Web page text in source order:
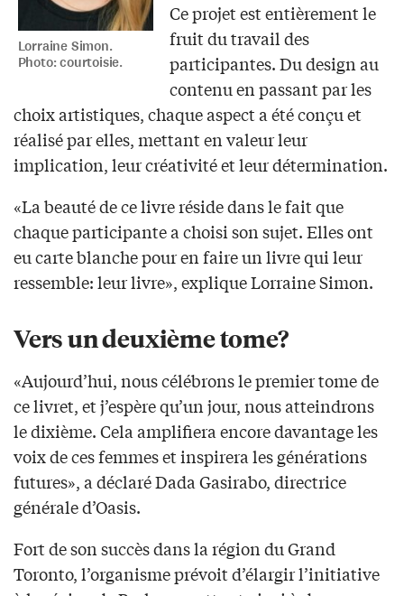
Lorraine Simon.
Photo: courtoisie.
Ce projet est entièrement le
fruit du travail des
participantes. Du design au
contenu en passant par les
choix artistiques, chaque aspect a été conçu et
réalisé par elles, mettant en valeur leur
implication, leur créativité et leur détermination.
«La beauté de ce livre réside dans le fait que
chaque participante a choisi son sujet. Elles ont
eu carte blanche pour en faire un livre qui leur
ressemble: leur livre», explique Lorraine Simon.
Vers un deuxième tome?
«Aujourd’hui, nous célébrons le premier tome de
ce livret, et j’espère qu’un jour, nous atteindrons
le dixième. Cela amplifiera encore davantage les
voix de ces femmes et inspirera les générations
futures», a déclaré Dada Gasirabo, directrice
générale d’Oasis.
Fort de son succès dans la région du Grand
Toronto, l’organisme prévoit d’élargir l’initiative